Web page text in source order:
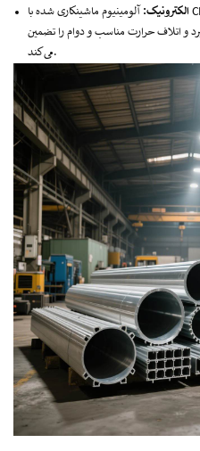
الکترونیک: آلومینیوم ماشینکاری شده با CNC اغلب در تولید قاب‌ها و سایر قطعات
و اتلاف حرارت مناسب و دوام را تضمین
می‌کند.